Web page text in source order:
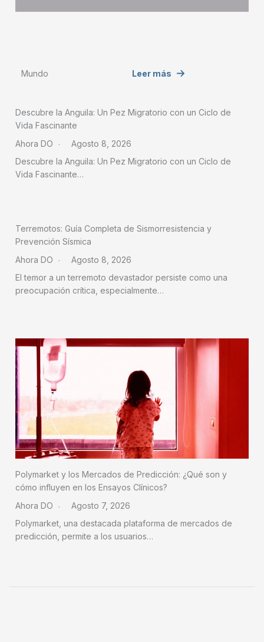
Mundo Leer más
Descubre la Anguila: Un Pez Migratorio con un Ciclo de
Vida Fascinante
Ahora DO
Agosto 8, 2026
Descubre la Anguila: Un Pez Migratorio con un Ciclo de
Vida Fascinante…
Terremotos: Guía Completa de Sismorresistencia y
Prevención Sísmica
Ahora DO
Agosto 8, 2026
El temor a un terremoto devastador persiste como una
preocupación crítica, especialmente…
Polymarket y los Mercados de Predicción: ¿Qué son y
cómo influyen en los Ensayos Clínicos?
Ahora DO
Agosto 7, 2026
Polymarket, una destacada plataforma de mercados de
predicción, permite a los usuarios…